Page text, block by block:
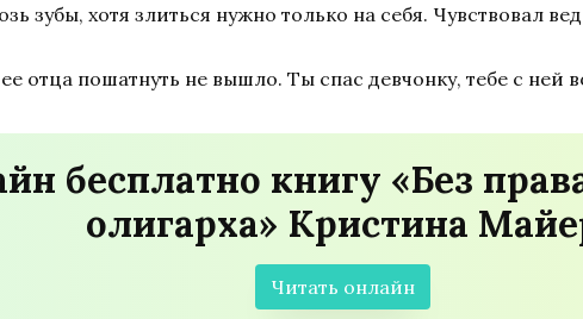
зубы, хотя злиться нужно только на себя. Чувствовал
отца пошатнуть не вышло. Ты спас девчонку, тебе с ней
бесплатно книгу «Без
олигарха» Кристина
Читать онлайн